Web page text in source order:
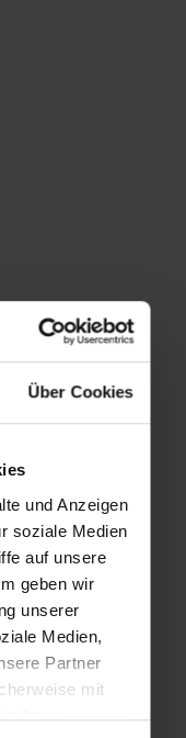
Über Cookies
und Anzeigen
soziale Medien
auf unsere
geben wir
unserer
Medien,
Partner
mit
ihnen